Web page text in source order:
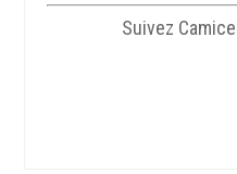
Suivez